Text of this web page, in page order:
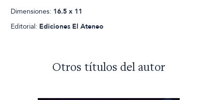
Dimensiones: 16.5 x 11
Editorial: Ediciones El Ateneo
Otros títulos del autor